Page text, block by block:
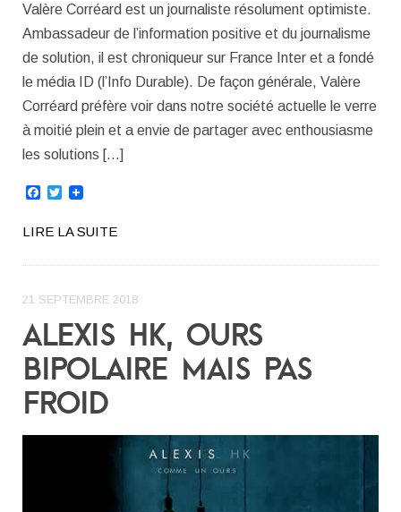
Valère Corréard est un journaliste résolument optimiste.
Ambassadeur de l’information positive et du journalisme
de solution, il est chroniqueur sur France Inter et a fondé
le média ID (l’Info Durable). De façon générale, Valère
Corréard préfère voir dans notre société actuelle le verre
à moitié plein et a envie de partager avec enthousiasme
les solutions […]
Facebook
Twitter
LIRE LA SUITE
21 SEPTEMBRE 2018
ALEXIS HK, OURS
BIPOLAIRE MAIS PAS
FROID